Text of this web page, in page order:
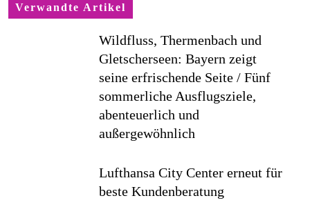
Verwandte Artikel
Wildfluss, Thermenbach und
Gletscherseen: Bayern zeigt
seine erfrischende Seite / Fünf
sommerliche Ausflugsziele,
abenteuerlich und
außergewöhnlich
Lufthansa City Center erneut für
beste Kundenberatung